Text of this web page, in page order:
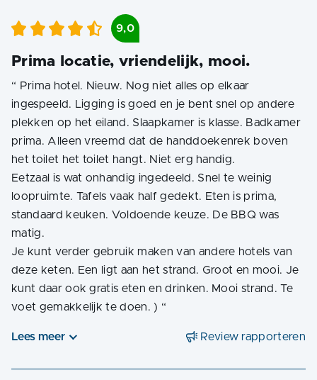
9,0
Prima locatie, vriendelijk, mooi.
“ Prima hotel. Nieuw. Nog niet alles op elkaar
ingespeeld. Ligging is goed en je bent snel op andere
plekken op het eiland. Slaapkamer is klasse. Badkamer
prima. Alleen vreemd dat de handdoekenrek boven
het toilet het toilet hangt. Niet erg handig.
Eetzaal is wat onhandig ingedeeld. Snel te weinig
loopruimte. Tafels vaak half gedekt. Eten is prima,
standaard keuken. Voldoende keuze. De BBQ was
matig.
Je kunt verder gebruik maken van andere hotels van
deze keten. Een ligt aan het strand. Groot en mooi. Je
kunt daar ook gratis eten en drinken. Mooi strand. Te
voet gemakkelijk te doen. ) “
Lees meer Review rapporteren